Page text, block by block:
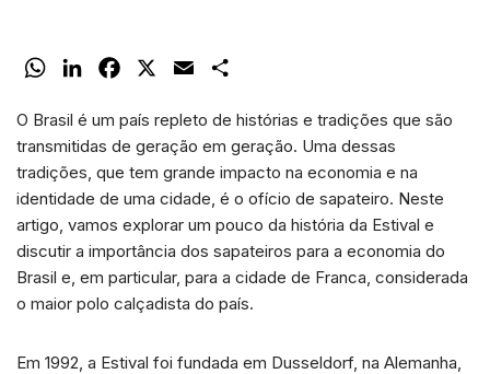
W
a
t
s
A
p
n
k
e
d
c
e
b
o
a
l
a
r
e
O Brasil é um país repleto de histórias e tradições que são
transmitidas de geração em geração. Uma dessas
tradições, que tem grande impacto na economia e na
identidade de uma cidade, é o ofício de sapateiro. Neste
artigo, vamos explorar um pouco da história da Estival e
discutir a importância dos sapateiros para a economia do
Brasil e, em particular, para a cidade de Franca, considerada
o maior polo calçadista do país.
Em 1992, a Estival foi fundada em Dusseldorf, na Alemanha,